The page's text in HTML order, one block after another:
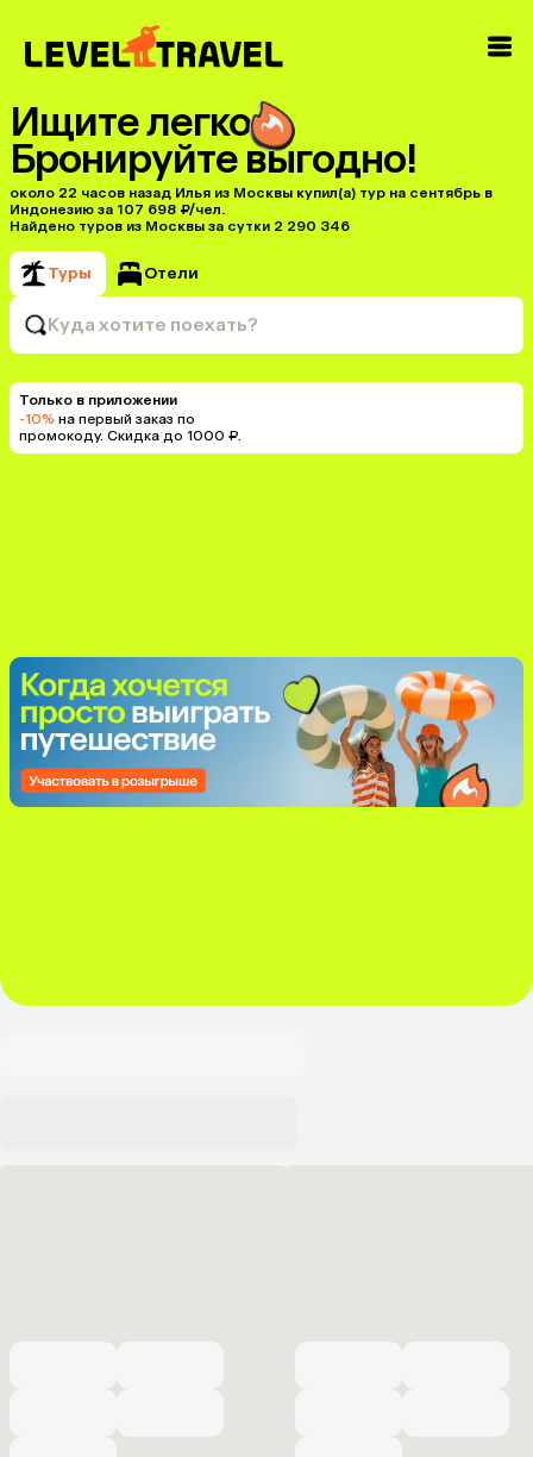
Ищите легко
Бронируйте выгодно!
около 22 часов назад Илья из Москвы купил(a) тур на сентябрь в
Индонезию за 107 698 ₽/чел.
Найдено туров из Москвы за сутки 2 290 346
Туры Отели
Куда хотите поехать?
Только в приложении
-10% на первый заказ по
промокоду. Скидка до 1000 ₽.